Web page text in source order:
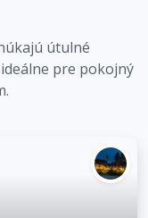
útulné
pre pokojný